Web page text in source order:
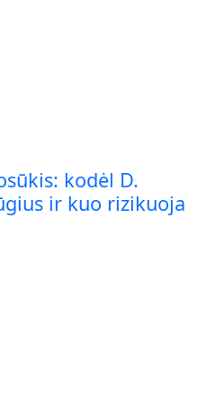
kodėl D.
ir kuo rizikuoja